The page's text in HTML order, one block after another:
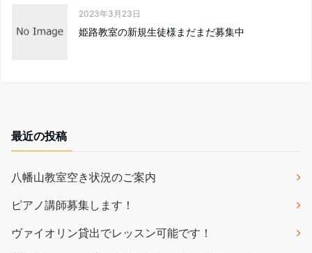
2023年3月23日
姫路教室の新規生徒様まだまだ募集中
最近の投稿
八幡山教室空き状況のご案内
ピアノ講師募集します！
ヴァイオリン貸出でレッスン可能です！